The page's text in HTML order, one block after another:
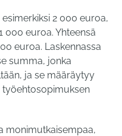
2 000 euroa,
000 euroa. Yhteensä
euroa. Laskennassa
summa, jonka
ja se määräytyy
monimutkaisempaa,